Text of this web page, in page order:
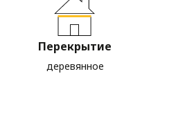
Перекрытие
деревянное